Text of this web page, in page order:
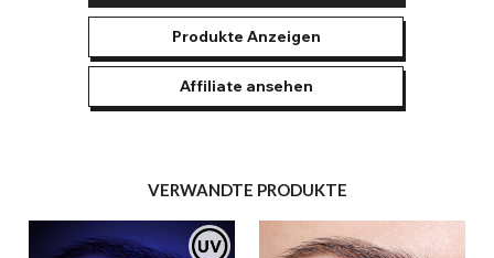
Produkte Anzeigen
Affiliate ansehen
VERWANDTE PRODUKTE